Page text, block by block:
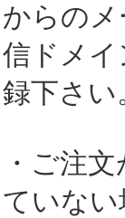
からの
信ドメ
録下さい
・ご注
ていない